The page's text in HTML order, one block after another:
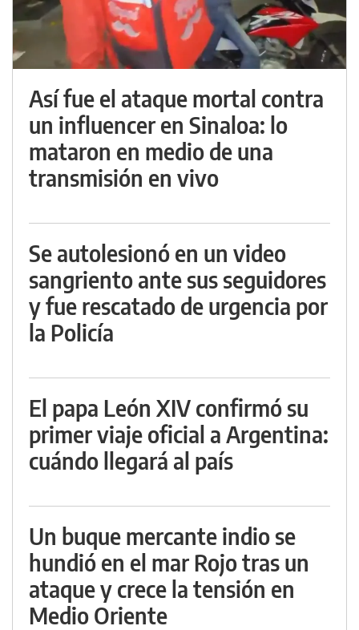
Así fue el ataque mortal contra
un influencer en Sinaloa: lo
mataron en medio de una
transmisión en vivo
Se autolesionó en un video
sangriento ante sus seguidores
y fue rescatado de urgencia por
la Policía
El papa León XIV confirmó su
primer viaje oficial a Argentina:
cuándo llegará al país
Un buque mercante indio se
hundió en el mar Rojo tras un
ataque y crece la tensión en
Medio Oriente